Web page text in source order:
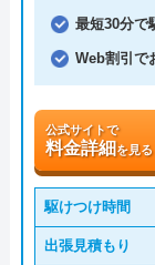
最短30分で
Web割引で
公式サイトで
料金詳細を見る
駆けつけ時間
出張見積もり